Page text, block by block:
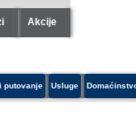
Akcije
putovanje Usluge